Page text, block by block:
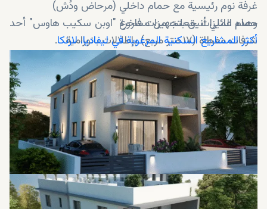
غرفة نوم رئيسية مع حمام داخلي (مرحاض ودُش)
حمام عائلي أنيق بتجهيزات فاخرة
شرفات مغطاة (١٧ متر مربع) بإطلالات بانورامية
إطلالات بحرية كاملة من غرف المعيشة وحديقة السطح
بلاط أوروبي فاخر وأرضيات باركيه
عزل حراري موفر للطاقة ونوافذ زجاجية مزدوجة
مطابخ عصرية مصممة خصيصًا على يد نجارين محليين
محترفين
وهذه الميزات جعلت من مشروع "اوبن سكيب هاوس" أحد
أكثر المشاريع السكنية المرغوبة في ليفاديا، لارنكا.